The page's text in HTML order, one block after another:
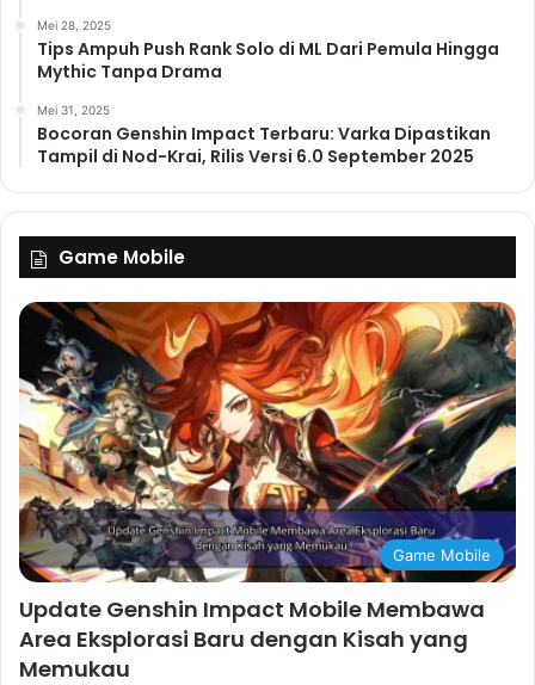
Mei 28, 2025
Tips Ampuh Push Rank Solo di ML Dari Pemula Hingga
Mythic Tanpa Drama
Mei 31, 2025
Bocoran Genshin Impact Terbaru: Varka Dipastikan
Tampil di Nod-Krai, Rilis Versi 6.0 September 2025
Game Mobile
Game Mobile
Update Genshin Impact Mobile Membawa
Area Eksplorasi Baru dengan Kisah yang
Memukau